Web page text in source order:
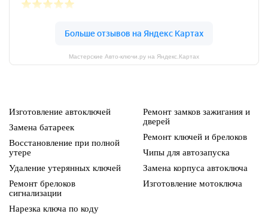
Мастерские Авто-ключи.ру на Яндекс.Картах
Изготовление автоключей
Замена батареек
Восстановление при полной
утере
Удаление утерянных ключей
Ремонт брелоков
сигнализации
Нарезка ключа по коду
Ремонт замков зажигания и
дверей
Ремонт ключей и брелоков
Чипы для автозапуска
Замена корпуса автоключа
Изготовление мотоключа